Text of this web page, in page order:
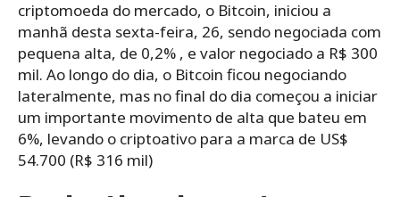
criptomoeda do mercado, o Bitcoin, iniciou a
manhã desta sexta-feira, 26, sendo negociada com
pequena alta, de 0,2% , e valor negociado a R$ 300
mil. Ao longo do dia, o Bitcoin ficou negociando
lateralmente, mas no final do dia começou a iniciar
um importante movimento de alta que bateu em
6%, levando o criptoativo para a marca de US$
54.700 (R$ 316 mil)